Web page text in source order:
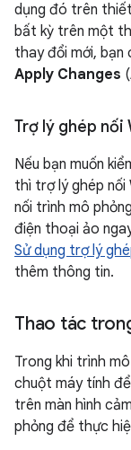
dụng đó trên
bất kỳ trên một
thay đổi mới, bạn
Apply Changes
Trợ lý ghép nối
Nếu bạn muốn
thì trợ lý ghép nối
nối trình mô
điện thoại ảo
Sử dụng trợ lý
thêm thông tin.
Thao tác
Trong khi trình
chuột máy tính
trên màn hình
phỏng để thực